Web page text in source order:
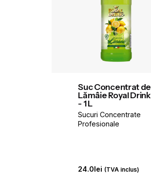
Suc Concentrat de
Lămâie Royal Drink
- 1 L
Sucuri Concentrate
Profesionale
24.0lei (TVA inclus)